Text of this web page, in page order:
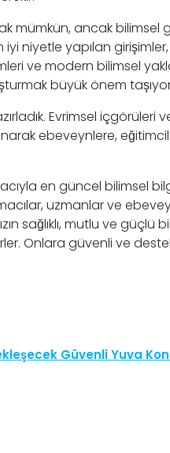
mümkün, ancak bilimsel
niyetle yapılan
ve modern bilimsel
büyük önem
Evrimsel içgörüleri
ebeveynlere,
en güncel bilimsel
uzmanlar ve
sağlıklı, mutlu ve güçlü
Onlara güvenli ve
Güvenli Yuva